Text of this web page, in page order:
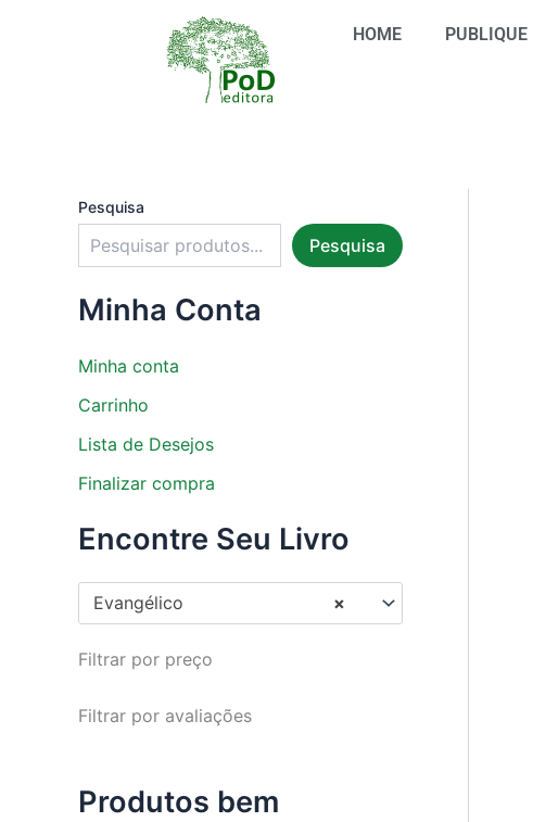
HOME PUBLIQUE
Pesquisa
Pesquisa
Minha Conta
Minha conta
Carrinho
Lista de Desejos
Finalizar compra
Encontre Seu Livro
×
Evangélico
Filtrar por preço
Filtrar por avaliações
Produtos bem
u
m
c
g
o
r
a